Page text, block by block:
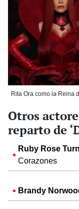
Rita Ora como la Reina
Otros
reparto de
Ruby Rose
Corazones
Brandy